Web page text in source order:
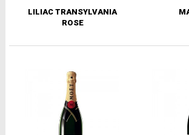
LILIAC TRANSYLVANIA
ROSE